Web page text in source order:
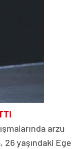
arzu
26 yaşındaki Ege